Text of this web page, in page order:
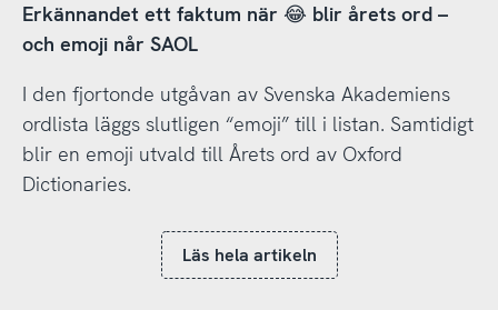
Erkännandet ett faktum när 😂 blir årets ord –
och emoji når SAOL
I den fjortonde utgåvan av Svenska Akademiens
ordlista läggs slutligen “emoji” till i listan. Samtidigt
blir en emoji utvald till Årets ord av Oxford
Dictionaries.
Läs hela artikeln